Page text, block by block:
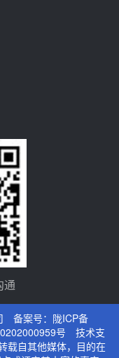
通
备案号： 陇ICP备
号 技术支
载自其他媒体，目的在